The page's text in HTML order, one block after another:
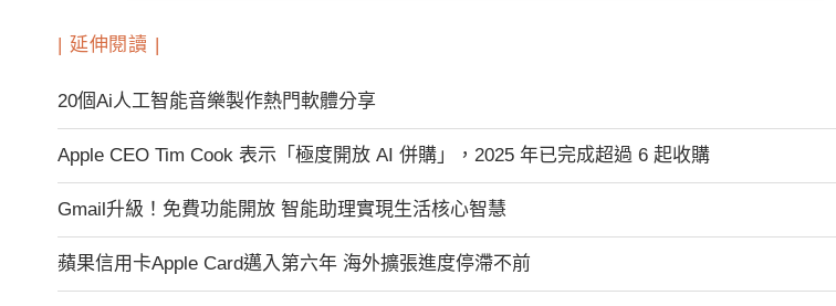
| 延伸閱讀 |
20個Ai人工智能音樂製作熱門軟體分享
Apple CEO Tim Cook 表示「極度開放 AI 併購」，2025 年已完成超過 6 起收購
Gmail升級！免費功能開放 智能助理實現生活核心智慧
蘋果信用卡Apple Card邁入第六年 海外擴張進度停滯不前